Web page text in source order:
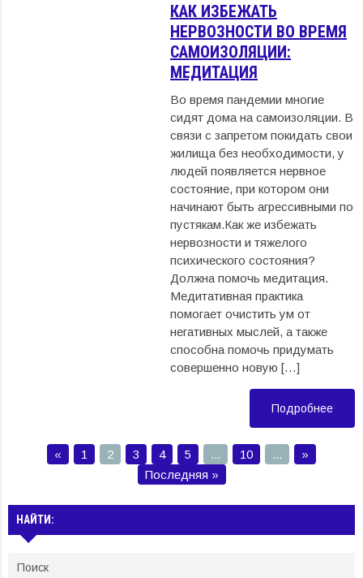
КАК ИЗБЕЖАТЬ
НЕРВОЗНОСТИ ВО ВРЕМЯ
САМОИЗОЛЯЦИИ:
МЕДИТАЦИЯ
Во время пандемии многие
сидят дома на самоизоляции. В
связи с запретом покидать свои
жилища без необходимости, у
людей появляется нервное
состояние, при котором они
начинают быть агрессивными по
пустякам.Как же избежать
нервозности и тяжелого
психического состояния?
Должна помочь медитация.
Медитативная практика
помогает очистить ум от
негативных мыслей, а также
способна помочь придумать
совершенно новую […]
Подробнее
« 1 2 3 4 5 ... 10 ...
»
Последняя »
НАЙТИ: